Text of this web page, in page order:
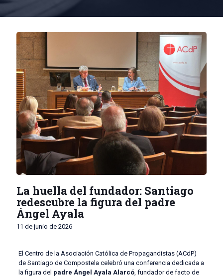
La huella del fundador: Santiago
redescubre la figura del padre
Ángel Ayala
11 de junio de 2026
El Centro de la Asociación Católica de Propagandistas (ACdP)
de Santiago de Compostela celebró una conferencia dedicada a
la figura del padre Ángel Ayala Alarcó, fundador de facto de